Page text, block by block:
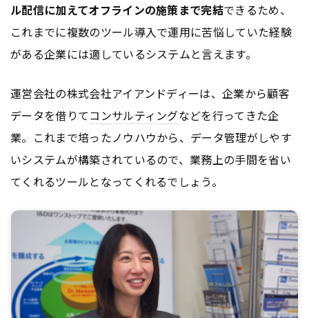
ル配信に加えてオフラインの施策まで完結できるため、
これまでに複数のツール導入で運用に苦悩していた経験
がある企業には適しているシステムと言えます。
運営会社の株式会社アイアンドディーは、企業から顧客
データを借りてコンサルティングなどを行ってきた企
業。これまで培ったノウハウから、データ管理がしやす
いシステムが構築されているので、業務上の手間を省い
てくれるツールとなってくれるでしょう。